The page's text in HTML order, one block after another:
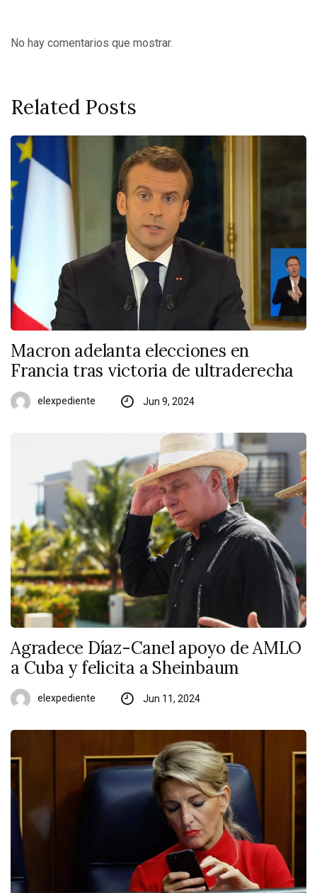
No hay comentarios que mostrar.
Related Posts
Macron adelanta elecciones en
Francia tras victoria de ultraderecha
elexpediente Jun 9, 2024
Agradece Díaz-Canel apoyo de AMLO
a Cuba y felicita a Sheinbaum
elexpediente Jun 11, 2024